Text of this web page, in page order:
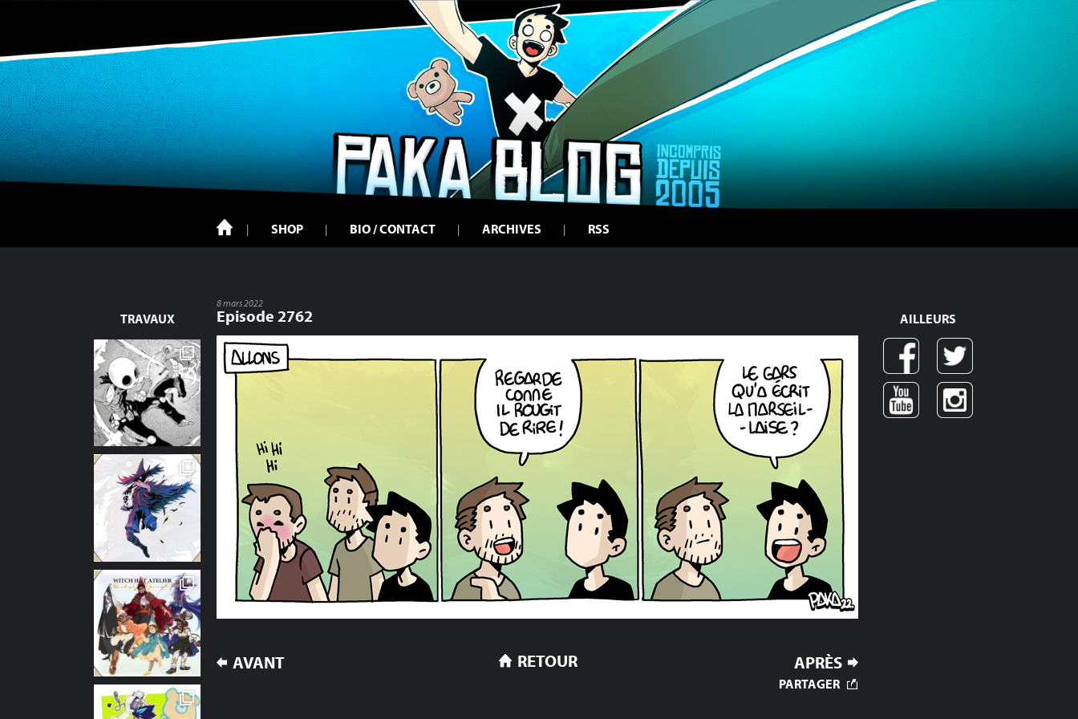
SHOP BIO / CONTACT ARCHIVES RSS
TRAVAUX
8 mars 2022
Episode 2762
NAVIGATION
AVANT APRÈS
RETOUR
PARTAGER
AILLEURS